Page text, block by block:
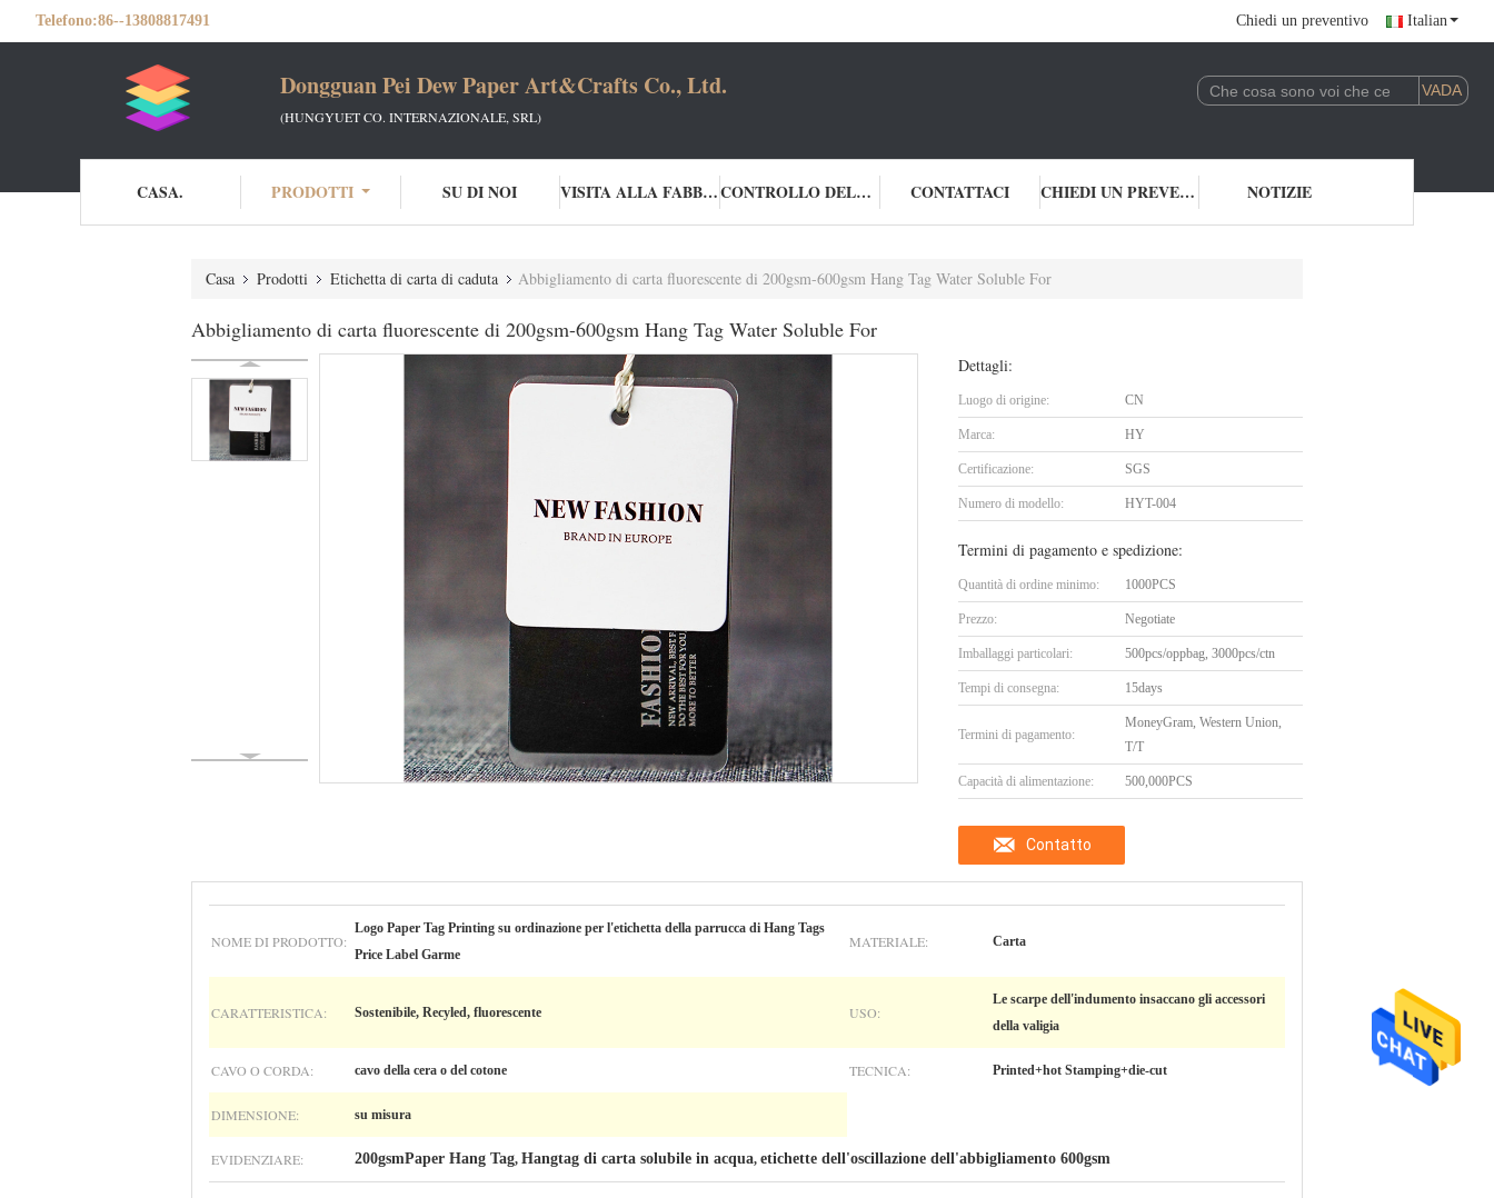
Telefono:86--13808817491 Chiedi un preventivo Italian
Dongguan Pei Dew Paper Art&Crafts Co., Ltd.
(HUNGYUET CO. INTERNAZIONALE, SRL)
CASA. PRODOTTI SU DI NOI VISITA ALLA FABBRICA CONTROLLO DELLA QUALITÀ CONTATTACI CHIEDI UN PREVENTIVO NOTIZIE
Casa Prodotti Etichetta di carta di caduta Abbigliamento di carta fluorescente di 200gsm-600gsm Hang Tag Water Soluble For
Abbigliamento di carta fluorescente di 200gsm-600gsm Hang Tag Water Soluble For
Dettagli:
Luogo di origine: CN
Marca: HY
Certificazione: SGS
Numero di modello: HYT-004
Termini di pagamento e spedizione:
Quantità di ordine minimo: 1000PCS
Prezzo: Negotiate
Imballaggi particolari: 500pcs/oppbag, 3000pcs/ctn
Tempi di consegna: 15days
Termini di pagamento:
MoneyGram, Western Union,
T/T
Capacità di alimentazione: 500,000PCS
Contatto
NOME DI PRODOTTO:
Logo Paper Tag Printing su ordinazione per l'etichetta della parrucca di Hang Tags
Price Label Garme
MATERIALE: Carta
CARATTERISTICA: Sostenibile, Recyled, fluorescente USO:
Le scarpe dell'indumento insaccano gli accessori
della valigia
CAVO O CORDA: cavo della cera o del cotone TECNICA: Printed+hot Stamping+die-cut
DIMENSIONE: su misura
EVIDENZIARE: 200gsmPaper Hang Tag, Hangtag di carta solubile in acqua, etichette dell'oscillazione dell'abbigliamento 600gsm